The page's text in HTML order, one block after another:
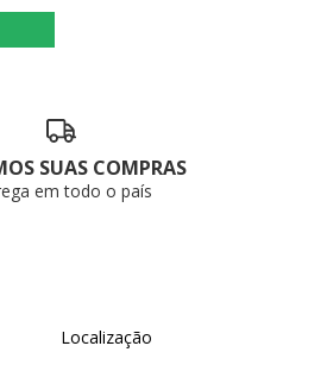
SUAS COMPRAS
em todo o país
Localização